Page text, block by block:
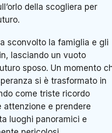
della scogliera per
sconvolto la famiglia e gli
lasciando un vuoto
sposo. Un momento
si è trasformato in
come triste ricordo
attenzione e prendere
luoghi panoramici e